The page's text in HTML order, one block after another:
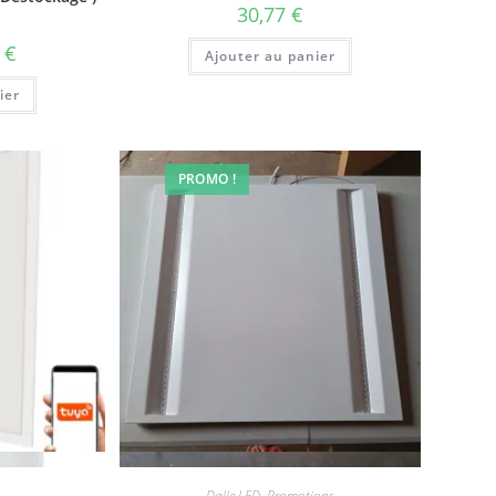
€
actuel
est :
18,68 €.
30,77 €
Ajouter au panier
PROMO !
Vue rapide